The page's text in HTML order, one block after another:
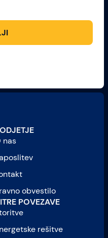
nas
obvestilo
POVEZAVE
rešitve